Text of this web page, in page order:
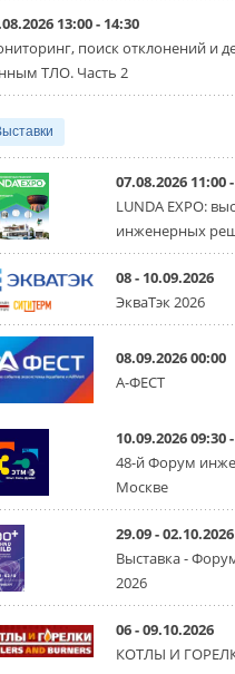
компанию MEHITS
31 ИЮЛЯ 2026
свой специальный
31 ИЮЛЯ 2026
Уже через
можно будет
солнечные
С 1 сентября
микрогенерацию в
30 ИЮЛЯ 2026
Канальные
двигателями
Poti
30 ИЮЛЯ 2026
Краска для
состав, который
растрескается
зимы
Частые вопросы о
30 ИЮЛЯ 2026
СИЭНПИ РУС
новую серию
насосов NM
13:00 - 14:30
поиск отклонений и
ТЛО. Часть 2
07.08.2026 11:00
LUNDA EXPO:
инженерных
08 - 10.09.2026
ЭкваТэк 2026
08.09.2026 00:00
А-ФЕСТ
10.09.2026 09:30
48-й Форум
Москве
29.09 - 02.10.2026
Выставка -
2026
06 - 09.10.2026
КОТЛЫ И